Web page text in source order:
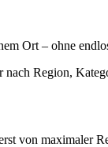
Ort – ohne
nach Region,
von maximaler